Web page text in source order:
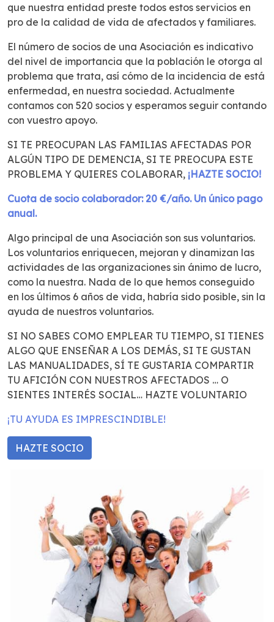
que nuestra entidad preste todos estos servicios en
pro de la calidad de vida de afectados y familiares.
El número de socios de una Asociación es indicativo
del nivel de importancia que la población le otorga al
problema que trata, así cómo de la incidencia de está
enfermedad, en nuestra sociedad. Actualmente
contamos con 520 socios y esperamos seguir contando
con vuestro apoyo.
SI TE PREOCUPAN LAS FAMILIAS AFECTADAS POR
ALGÚN TIPO DE DEMENCIA, SI TE PREOCUPA ESTE
PROBLEMA Y QUIERES COLABORAR, ¡HAZTE SOCIO!
Cuota de socio colaborador: 20 €/año. Un único pago
anual.
Algo principal de una Asociación son sus voluntarios.
Los voluntarios enriquecen, mejoran y dinamizan las
actividades de las organizaciones sin ánimo de lucro,
como la nuestra. Nada de lo que hemos conseguido
en los últimos 6 años de vida, habría sido posible, sin la
ayuda de nuestros voluntarios.
SI NO SABES COMO EMPLEAR TU TIEMPO, SI TIENES
ALGO QUE ENSEÑAR A LOS DEMÁS, SI TE GUSTAN
LAS MANUALIDADES, SÍ TE GUSTARIA COMPARTIR
TU AFICIÓN CON NUESTROS AFECTADOS … O
SIENTES INTERÉS SOCIAL… HAZTE VOLUNTARIO
¡TU AYUDA ES IMPRESCINDIBLE!
HAZTE SOCIO